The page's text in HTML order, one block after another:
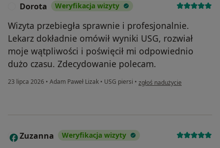
Dorota Weryfikacja wizyty
Wizyta przebiegła sprawnie i profesjonalnie.
Lekarz dokładnie omówił wyniki USG, rozwiał
moje wątpliwości i poświęcił mi odpowiednio
dużo czasu. Zdecydowanie polecam.
23 lipca 2026 • Adam Paweł Lizak • USG piersi • w opinii użytkownika Dorota
zgłoś nadużycie
Z Zuzanna Weryfikacja wizyty